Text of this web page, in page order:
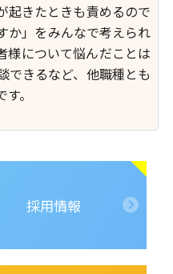
起きたときも責めるので
か」をみんなで考えられ
様について悩んだことは
できるなど、他職種とも
。
採用情報